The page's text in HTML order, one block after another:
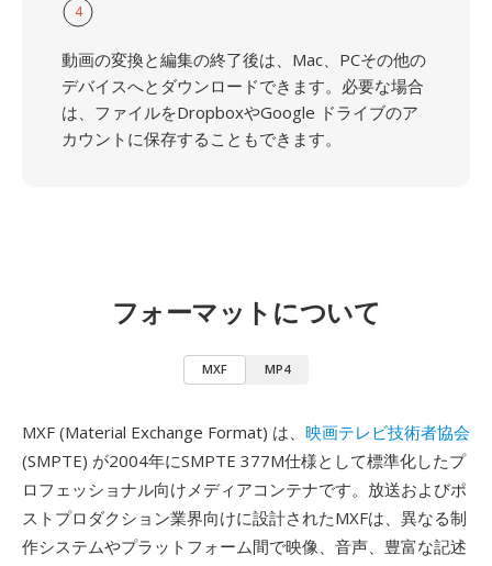
4
動画の変換と編集の終了後は、Mac、PCその他の
デバイスへとダウンロードできます。必要な場合
は、ファイルをDropboxやGoogle ドライブのア
カウントに保存することもできます。
フォーマットについて
MXF MP4
MXF (Material Exchange Format) は、 映画テレビ技術者協会
(SMPTE) が2004年にSMPTE 377M仕様として標準化したプ
ロフェッショナル向けメディアコンテナです。放送およびポ
ストプロダクション業界向けに設計されたMXFは、異なる制
作システムやプラットフォーム間で映像、音声、豊富な記述